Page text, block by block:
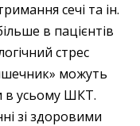
сечі та ін.
в пацієнтів
стрес
можуть
в усьому ШКТ.
зі здоровими